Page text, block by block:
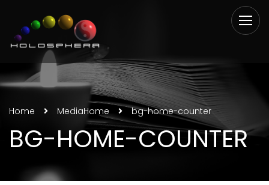
Home MediaHome bg-home-counter
BG-HOME-COUNTER